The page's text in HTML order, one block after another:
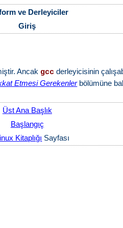
ve Derleyiciler
Giriş
Ancak gcc derleyicisinin
Etmesi Gerekenlerbölümüne
Üst Ana Başlık
Başlangıç
Kitaplığı Sayfası